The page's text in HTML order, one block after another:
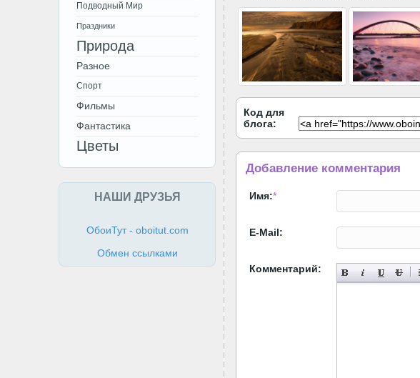
Код для
блога:
Добавление комментария
Имя:*
E-Mail:
Комментарий:
Подводный Мир
Праздники
Природа
Разное
Спорт
Фильмы
Фантастика
Цветы
НАШИ ДРУЗЬЯ
ОбоиТут - oboitut.com
Обмен ссылками